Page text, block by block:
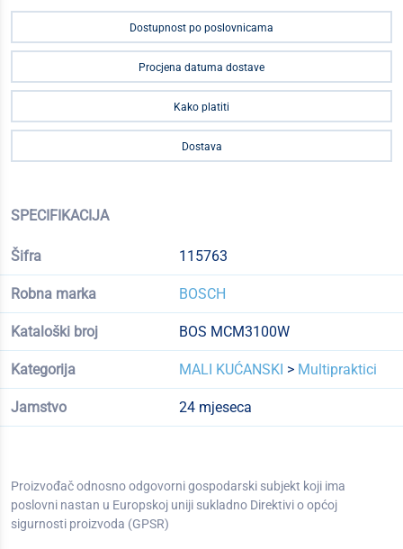
Dostupnost po poslovnicama
Procjena datuma dostave
Kako platiti
Dostava
SPECIFIKACIJA
Šifra 115763
Robna marka BOSCH
Kataloški broj BOS MCM3100W
Kategorija MALI KUĆANSKI > Multipraktici
Jamstvo 24 mjeseca
Proizvođač odnosno odgovorni gospodarski subjekt koji ima
poslovni nastan u Europskoj uniji sukladno Direktivi o općoj
sigurnosti proizvoda (GPSR)